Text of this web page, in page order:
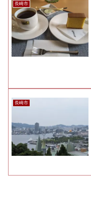
長崎市
長崎市